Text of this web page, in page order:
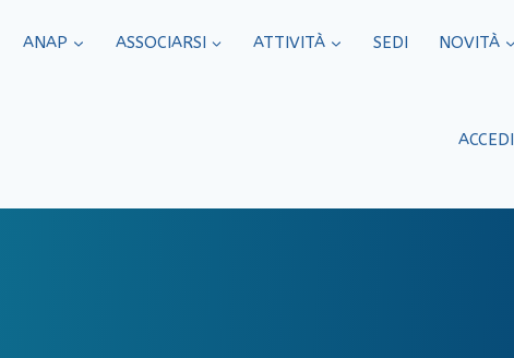
ANAP ASSOCIARSI ATTIVITÀ SEDI​ NOVITÀ
ACCEDI